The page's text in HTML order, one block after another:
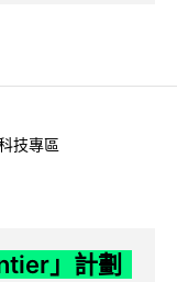
技專區
」計劃